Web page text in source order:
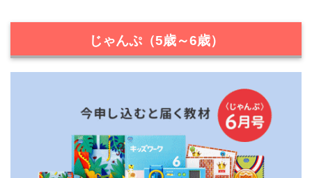
じゃんぷ（5歳～6歳）